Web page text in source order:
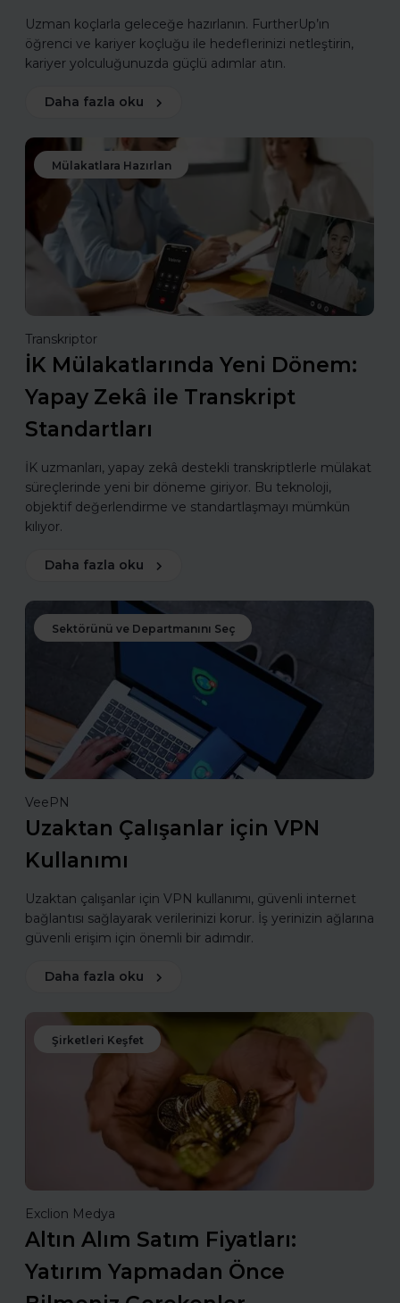
Uzman koçlarla geleceğe hazırlanın. FurtherUp’ın
öğrenci ve kariyer koçluğu ile hedeflerinizi netleştirin,
kariyer yolculuğunuzda güçlü adımlar atın.
Daha fazla oku
Mülakatlara Hazırlan
Transkriptor
İK Mülakatlarında Yeni Dönem:
Yapay Zekâ ile Transkript
Standartları
İK uzmanları, yapay zekâ destekli transkriptlerle mülakat
süreçlerinde yeni bir döneme giriyor. Bu teknoloji,
objektif değerlendirme ve standartlaşmayı mümkün
kılıyor.
Daha fazla oku
Sektörünü ve Departmanını Seç
VeePN
Uzaktan Çalışanlar için VPN
Kullanımı
Uzaktan çalışanlar için VPN kullanımı, güvenli internet
bağlantısı sağlayarak verilerinizi korur. İş yerinizin ağlarına
güvenli erişim için önemli bir adımdır.
Daha fazla oku
Şirketleri Keşfet
Exclion Medya
Altın Alım Satım Fiyatları:
Yatırım Yapmadan Önce